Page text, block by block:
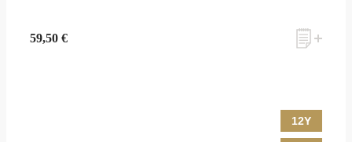
59,50 €
12Y